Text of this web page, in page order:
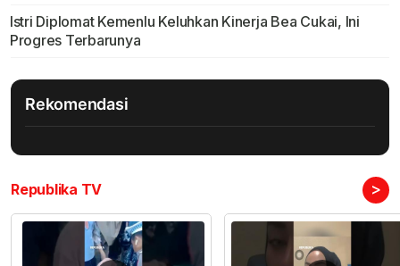
Istri Diplomat Kemenlu Keluhkan Kinerja Bea Cukai, Ini
Progres Terbarunya
Rekomendasi
Republika TV >